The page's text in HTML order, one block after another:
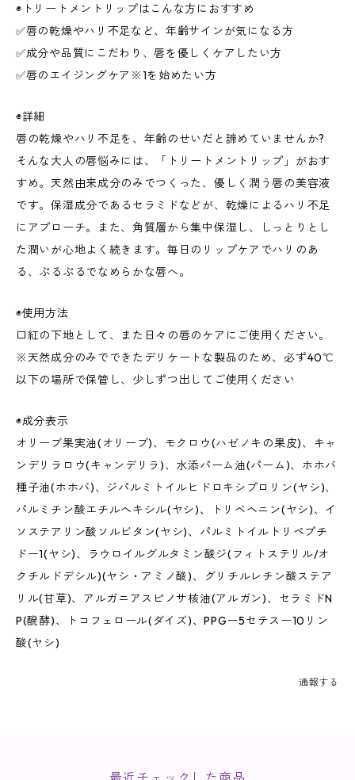
◉トリートメントリップはこんな方におすすめ
✅唇の乾燥やハリ不足など、年齢サインが気になる方
✅成分や品質にこだわり、唇を優しくケアしたい方
✅唇のエイジングケア※1を始めたい方
◉詳細
唇の乾燥やハリ不足を、年齢のせいだと諦めていませんか?
そんな大人の唇悩みには、「トリートメントリップ」がおす
すめ。天然由来成分のみでつくった、優しく潤う唇の美容液
です。保湿成分であるセラミドなどが、乾燥によるハリ不足
にアプローチ。また、角質層から集中保湿し、しっとりとし
た潤いが心地よく続きます。毎日のリップケアでハリのあ
る、ぷるぷるでなめらかな唇へ。
◉使用方法
口紅の下地として、また日々の唇のケアにご使用ください。
※天然成分のみでできたデリケートな製品のため、必ず40℃
以下の場所で保管し、少しずつ出してご使用ください
◉成分表示
オリーブ果実油(オリーブ)、モクロウ(ハゼノキの果皮)、キャ
ンデリラロウ(キャンデリラ)、水添パーム油(パーム)、ホホバ
種子油(ホホバ)、ジパルミトイルヒドロキシプロリン(ヤシ)、
パルミチン酸エチルヘキシル(ヤシ)、トリベヘニン(ヤシ)、イ
ソステアリン酸ソルビタン(ヤシ)、パルミトイルトリペプチ
ドー1(ヤシ)、ラウロイルグルタミン酸ジ(フィトステリル/オ
クチルドデシル)(ヤシ・アミノ酸)、グリチルレチン酸ステア
リル(甘草)、アルガニアスピノサ核油(アルガン)、セラミドN
P(醗酵)、トコフェロール(ダイズ)、PPGー5セテスー10リン
酸(ヤシ)
通報する